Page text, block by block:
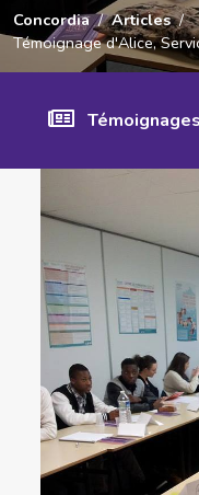
Concordia
Articles
Témoignage d'Alice,
Témoignages